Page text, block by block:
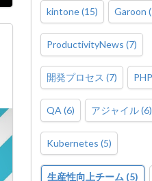
kintone(15) Garoon (
ProductivityNews (7)
開発プロセス (7) PHP
QA (6) アジャイル(6)
Kubernetes (5)
生産性向上チーム (5)